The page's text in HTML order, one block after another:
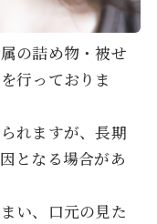
の詰め物・被せ
行っておりま
れますが、長期
となる場合があ
い、口元の見た